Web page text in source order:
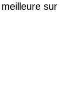
sur